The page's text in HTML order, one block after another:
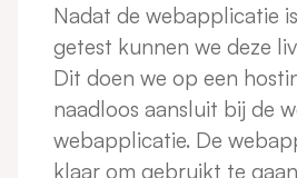
Nadat de webapplicatie
getest kunnen we deze
Dit doen we op een
naadloos aansluit bij de
webapplicatie. De
klaar om gebruikt te